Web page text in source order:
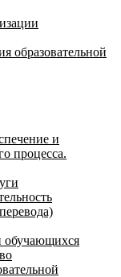
образовательной
и
процесса.
обучающихся